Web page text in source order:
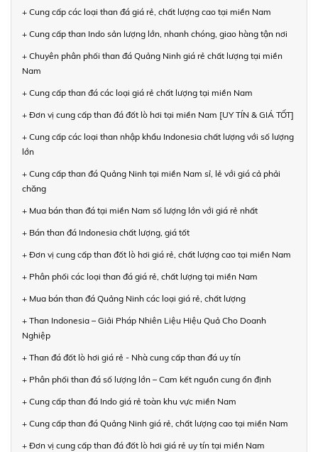
+ Cung cấp các loại than đá giá rẻ, chất lượng cao tại miền Nam
+ Cung cấp than Indo sản lượng lớn, nhanh chóng, giao hàng tận nơi
+ Chuyên phân phối than đá Quảng Ninh giá rẻ chất lượng tại miền
Nam
+ Cung cấp than đá các loại giá rẻ chất lượng tại miền Nam
+ Đơn vị cung cấp than đá đốt lò hơi tại miền Nam [UY TÍN & GIÁ TỐT]
+ Cung cấp các loại than nhập khẩu Indonesia chất lượng với số lượng
lớn
+ Cung cấp than đá Quảng Ninh tại miền Nam sỉ, lẻ với giá cả phải
chăng
+ Mua bán than đá tại miền Nam số lượng lớn với giá rẻ nhất
+ Bán than đá Indonesia chất lượng, giá tốt
+ Đơn vị cung cấp than đốt lò hơi giá rẻ, chất lượng cao tại miền Nam
+ Phân phối các loại than đá giá rẻ, chất lượng tại miền Nam
+ Mua bán than đá Quảng Ninh các loại giá rẻ, chất lượng
+ Than Indonesia – Giải Pháp Nhiên Liệu Hiệu Quả Cho Doanh
Nghiệp
+ Than đá đốt lò hơi giá rẻ - Nhà cung cấp than đá uy tín
+ Phân phối than đá số lượng lớn – Cam kết nguồn cung ổn định
+ Cung cấp than đá Indo giá rẻ toàn khu vực miền Nam
+ Cung cấp than đá Quảng Ninh giá rẻ, chất lượng cao tại miền Nam
+ Đơn vị cung cấp than đá đốt lò hơi giá rẻ uy tín tại miền Nam